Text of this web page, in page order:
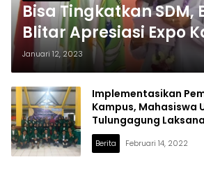
Bisa Tingkatkan SDM,
Blitar Apresiasi Expo
Bitar Raya
Januari 12, 2023
Implementasikan
Kampus, Mahasiswa
Tulungagung
KKN di Desa
Berita Februari 14, 2022